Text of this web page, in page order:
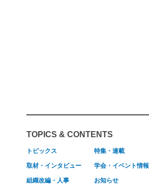
TOPICS & CONTENTS
トピックス 特集・連載
取材・インタビュー 学会・イベント情報
組織改編・人事 お知らせ